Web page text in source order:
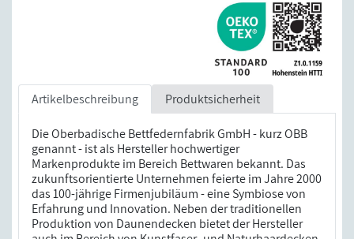
Artikelbeschreibung Produktsicherheit
Die Oberbadische Bettfedernfabrik GmbH - kurz OBB
genannt - ist als Hersteller hochwertiger
Markenprodukte im Bereich Bettwaren bekannt. Das
zukunftsorientierte Unternehmen feierte im Jahre 2000
das 100-jährige Firmenjubiläum - eine Symbiose von
Erfahrung und Innovation. Neben der traditionellen
Produktion von Daunendecken bietet der Hersteller